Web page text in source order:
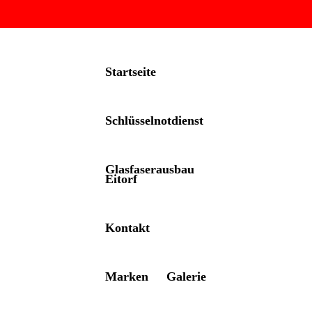
Startseite
Schlüsselnotdienst
Glasfaserausbau
Eitorf
Kontakt
Marken Galerie